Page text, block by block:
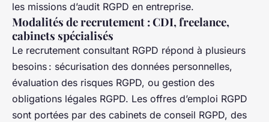
les missions d’audit RGPD en entreprise.
Modalités de recrutement : CDI, freelance,
cabinets spécialisés
Le recrutement consultant RGPD répond à plusieurs
besoins : sécurisation des données personnelles,
évaluation des risques RGPD, ou gestion des
obligations légales RGPD. Les offres d’emploi RGPD
sont portées par des cabinets de conseil RGPD, des